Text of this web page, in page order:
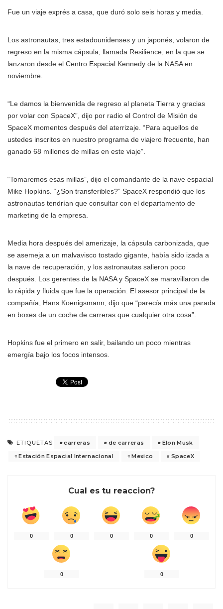
Fue un viaje exprés a casa, que duró solo seis horas y media.
Los astronautas, tres estadounidenses y un japonés, volaron de
regreso en la misma cápsula, llamada Resilience, en la que se
lanzaron desde el Centro Espacial Kennedy de la NASA en
noviembre.
“Le damos la bienvenida de regreso al planeta Tierra y gracias
por volar con SpaceX”, dijo por radio el Control de Misión de
SpaceX momentos después del aterrizaje. “Para aquellos de
ustedes inscritos en nuestro programa de viajero frecuente, han
ganado 68 millones de millas en este viaje”.
“Tomaremos esas millas”, dijo el comandante de la nave espacial
Mike Hopkins. “¿Son transferibles?” SpaceX respondió que los
astronautas tendrían que consultar con el departamento de
marketing de la empresa.
Media hora después del amerizaje, la cápsula carbonizada, que
se asemeja a un malvavisco tostado gigante, había sido izada a
la nave de recuperación, y los astronautas salieron poco
después. Los gerentes de la NASA y SpaceX se maravillaron de
lo rápida y fluida que fue la operación. El asesor principal de la
compañía, Hans Koenigsmann, dijo que “parecía más una parada
en boxes de un coche de carreras que cualquier otra cosa”.
Hopkins fue el primero en salir, bailando un poco mientras
emergía bajo los focos intensos.
ETIQUETAS carreras de carreras
Elon Musk
Estación Espacial Internacional
Mexico SpaceX
Cual es tu reaccion?
0 0 0 0 0
0 0